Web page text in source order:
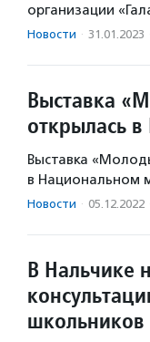
организации
Новости · 31.01.2023
Выставка
открылась
Выставка
в Национальном
Новости · 05.12.2022
В Нальчике
школьников